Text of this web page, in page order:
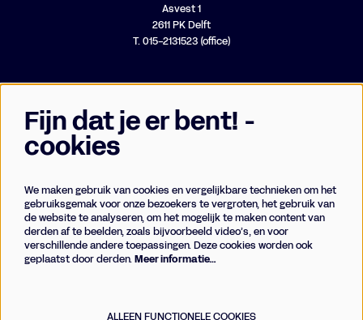
Asvest 1
2611 PK Delft
T. 015-2131523 (office)
Businessclub
Vrienden
Techniek
Fijn dat je er bent! -
cookies
We maken gebruik van cookies en vergelijkbare technieken om het
gebruiksgemak voor onze bezoekers te vergroten, het gebruik van
de website te analyseren, om het mogelijk te maken content van
derden af te beelden, zoals bijvoorbeeld video’s, en voor
verschillende andere toepassingen. Deze cookies worden ook
geplaatst door derden.Meer informatie…
ALLEEN FUNCTIONELE COOKIES